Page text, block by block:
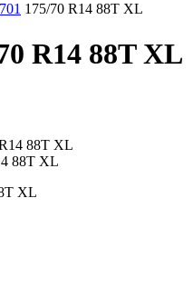
175/70 R14 88T XL
R14 88T XL
88T XL